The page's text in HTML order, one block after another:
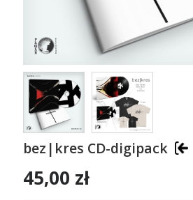
bez|kres CD-digipack
45,00 zł